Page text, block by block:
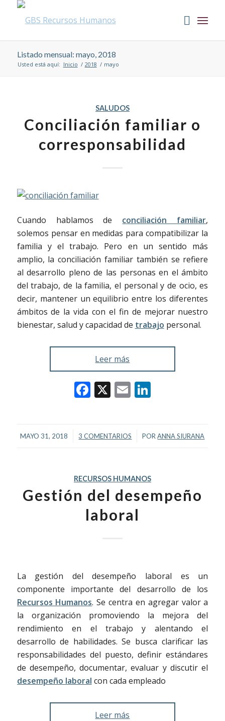
Listado mensual: mayo, 2018
Usted está aquí: Inicio / 2018 / mayo
SALUDOS
Conciliación familiar o
corresponsabilidad
Cuando hablamos de conciliación familiar,
solemos pensar en medidas para compatibilizar la
familia y el trabajo. Pero en un sentido más
amplio, la conciliación familiar también se refiere
al desarrollo pleno de las personas en el ámbito
del trabajo, de la familia, el personal y de ocio, es
decir, mantener un equilibrio entre los diferentes
ámbitos de la vida con el fin de mejorar nuestro
bienestar, salud y capacidad de trabajo personal.
Leer más
Facebook
X EmailLinkedIn
MAYO 31, 2018
/ 3 COMENTARIOS
/ PORANNA SIURANA
RECURSOS HUMANOS
Gestión del desempeño
laboral
La gestión del desempeño laboral es un
componente importante del desarrollo de los
Recursos Humanos. Se centra en agregar valor a
la organización promoviendo la mejora del
rendimiento en el trabajo y alentando el
desarrollo de habilidades. Se busca clarificar las
responsabilidades del puesto, definir estándares
de desempeño, documentar, evaluar y discutir el
desempeño laboral con cada empleado
Leer más